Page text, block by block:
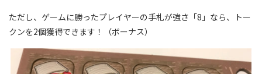
ただし、ゲームに勝ったプレイヤーの手札が強さ「8」なら、トー
クンを2個獲得できます！（ボーナス）